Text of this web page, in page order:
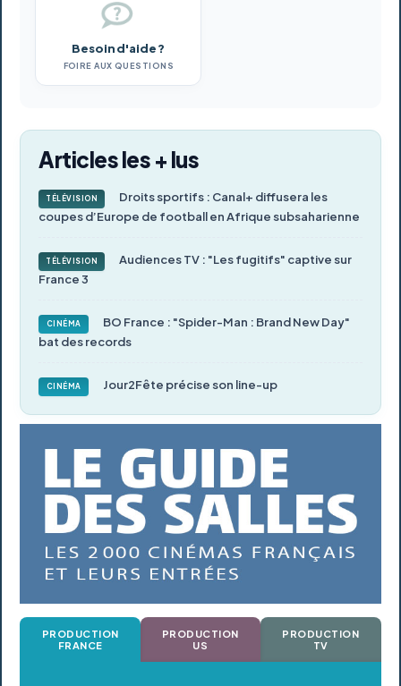
Besoin d'aide ?
FOIRE AUX QUESTIONS
Articles les + lus
TÉLÉVISION
Droits sportifs : Canal+ diffusera les
coupes d’Europe de football en Afrique subsaharienne
TÉLÉVISION
Audiences TV : "Les fugitifs" captive sur
France 3
CINÉMA
BO France : "Spider-Man : Brand New Day"
bat des records
CINÉMA Jour2Fête précise son line-up
PRODUCTION
FRANCE
PRODUCTION
US
PRODUCTION
TV